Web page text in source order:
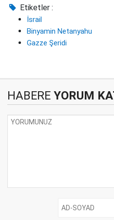
Etiketler :
İsrail
Binyamin Netanyahu
Gazze Şeridi
HABERE YORUM